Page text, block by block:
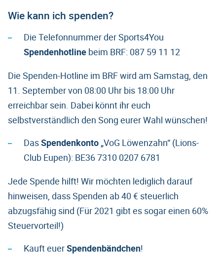
Wie kann ich spenden?
Die Telefonnummer der Sports4You
Spendenhotline beim BRF: 087 59 11 12
Die Spenden-Hotline im BRF wird am Samstag, den
11. September von 08:00 Uhr bis 18:00 Uhr
erreichbar sein. Dabei könnt ihr euch
selbstverständlich den Song eurer Wahl wünschen!
DasSpendenkonto „VoG Löwenzahn“ (Lions-
Club Eupen): BE36 7310 0207 6781
Jede Spende hilft! Wir möchten lediglich darauf
hinweisen, dass Spenden ab 40 € steuerlich
abzugsfähig sind (Für 2021 gibt es sogar einen 60%
Steuervorteil!)
Kauft euerSpendenbändchen!